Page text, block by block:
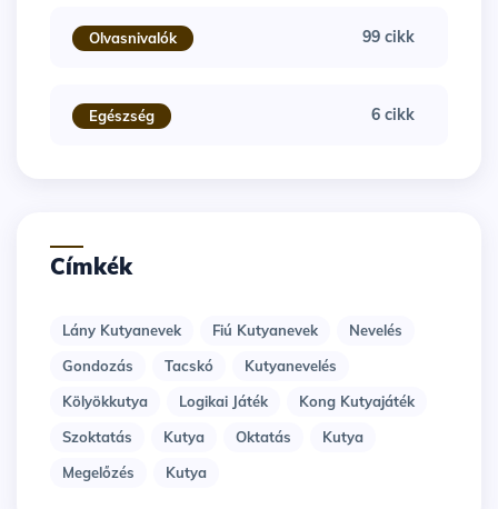
Olvasnivalók 99 cikk
Egészség 6 cikk
Címkék
Lány Kutyanevek Fiú Kutyanevek
Nevelés
Gondozás
Tacskó
Kutyanevelés
Kölyökkutya
Logikai Játék
Kong Kutyajáték
Szoktatás
Kutya Oktatás
Kutya
Megelőzés
Kutya